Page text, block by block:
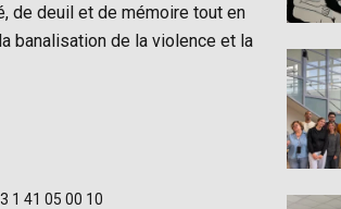
de deuil et de mémoire tout en
banalisation de la violence et la
1 41 05 00 10